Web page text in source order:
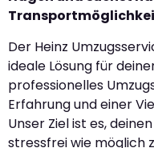
Der Heinz
ideale Lösung für
professionelles
Erfahrung und einer
Unser Ziel ist es,
stressfrei wie möglich